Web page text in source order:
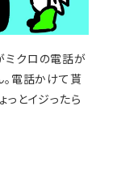
ミクロの電話が
。電話かけて貰
っとイジったら